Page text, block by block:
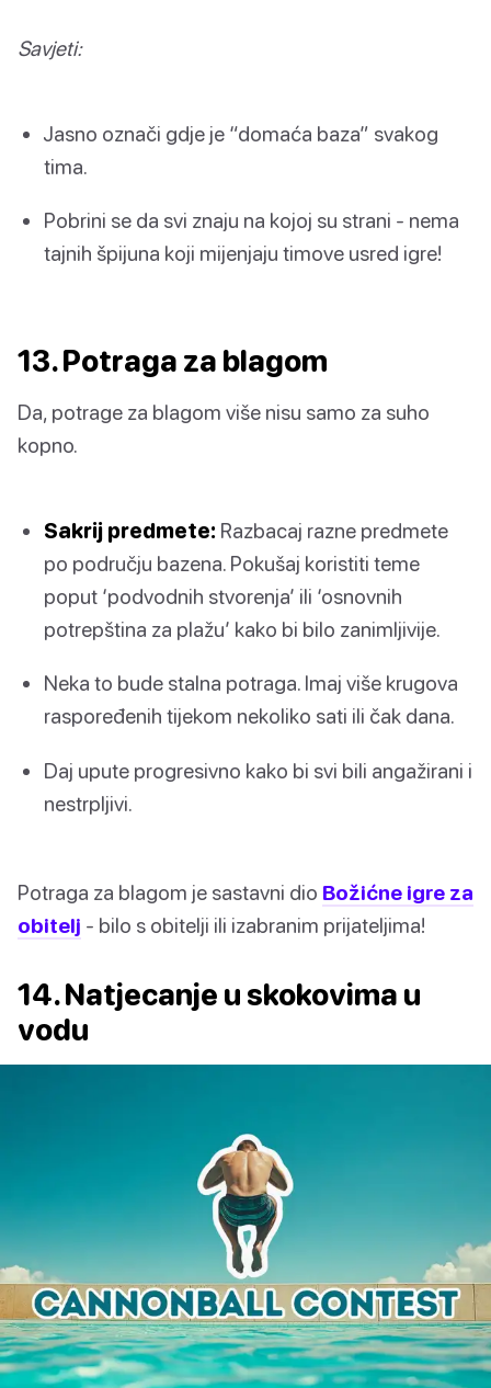
Savjeti:
Jasno označi gdje je “domaća baza” svakog
tima.
Pobrini se da svi znaju na kojoj su strani - nema
tajnih špijuna koji mijenjaju timove usred igre!
13. Potraga za blagom
Da, potrage za blagom više nisu samo za suho
kopno.
Sakrij predmete: Razbacaj razne predmete
po području bazena. Pokušaj koristiti teme
poput ‘podvodnih stvorenja’ ili ‘osnovnih
potrepština za plažu’ kako bi bilo zanimljivije.
Neka to bude stalna potraga. Imaj više krugova
raspoređenih tijekom nekoliko sati ili čak dana.
Daj upute progresivno kako bi svi bili angažirani i
nestrpljivi.
Potraga za blagom je sastavni dio Božićne igre za
obitelj - bilo s obitelji ili izabranim prijateljima!
14. Natjecanje u skokovima u
vodu